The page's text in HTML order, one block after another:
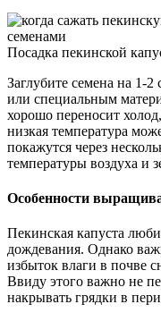
Посадка пекинской
Заглубите семена на 1-
или специальным
хорошо переносит
низкая температура
покажутся через
температуры воздуха и
Особенности
Пекинская капуста
дождевания. Однако
избыток влаги в почве
Ввиду этого важно не
накрывать грядки в